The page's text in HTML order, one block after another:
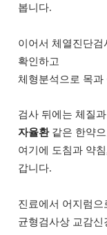
봅니다.
이어서 체열진단
확인하고
체형분석으로 목
검사 뒤에는 체질
자율환같은 한약으
여기에 도침과 약
갑니다.
진료에서 어지럼
균형검사상 교감신